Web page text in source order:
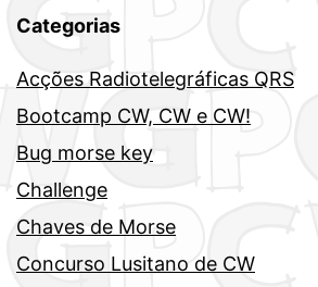
Categorias
Acções Radiotelegráficas QRS
Bootcamp CW, CW e CW!
Bug morse key
Challenge
Chaves de Morse
Concurso Lusitano de CW